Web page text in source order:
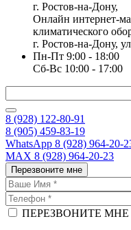
г. Ростов-на-Дону,
Онлайн интернет-
климатического
г. Ростов-на-Дону,
Пн-Пт 9:00 - 18:00
Сб-Вс 10:00 - 17:00
8 (928) 122-80-91
8 (905) 459-83-19
WhatsApp 8 (928) 964-20-
MAX 8 (928) 964-20-23
Перезвоните мне
ПЕРЕЗВОНИТЕ МНЕ